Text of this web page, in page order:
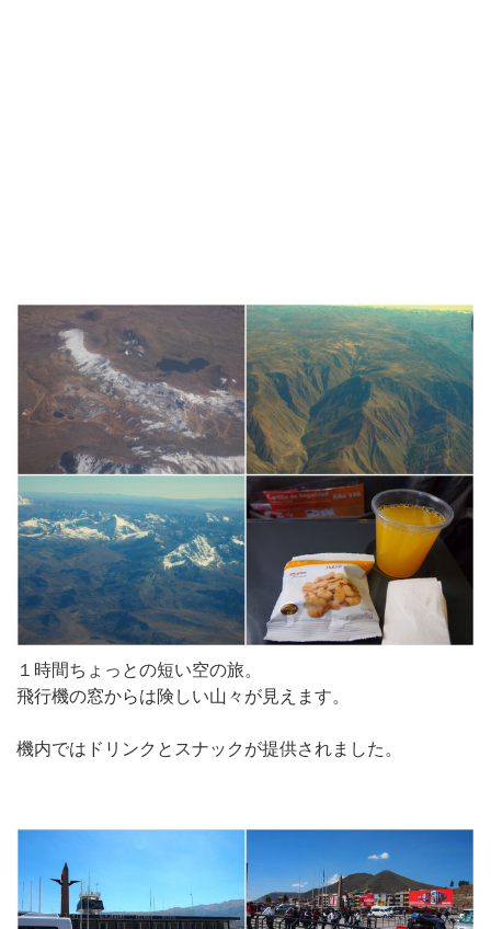
１時間ちょっとの短い空の旅。
飛行機の窓からは険しい山々が見えます。
機内ではドリンクとスナックが提供されました。